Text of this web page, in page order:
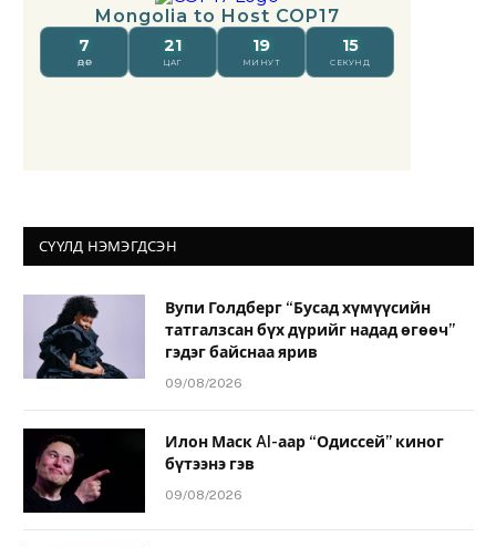
СҮҮЛД НЭМЭГДСЭН
Вупи Голдберг “Бусад хүмүүсийн
татгалзсан бүх дүрийг надад өгөөч”
гэдэг байснаа ярив
09/08/2026
Илон Маск AI-аар “Одиссей” киног
бүтээнэ гэв
09/08/2026